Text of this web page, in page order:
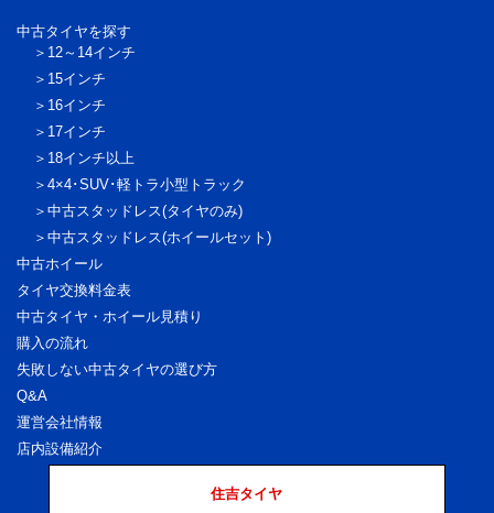
中古タイヤを探す
12～14インチ
15インチ
16インチ
17インチ
18インチ以上
4×4･SUV･軽トラ小型トラック
中古スタッドレス(タイヤのみ)
中古スタッドレス(ホイールセット)
中古ホイール
タイヤ交換料金表
中古タイヤ・ホイール見積り
購入の流れ
失敗しない中古タイヤの選び方
Q&A
運営会社情報
店内設備紹介
住吉タイヤ